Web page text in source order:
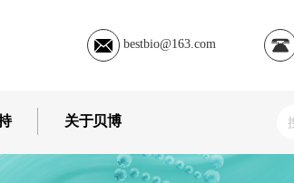
bestbio@163.com
关于贝博